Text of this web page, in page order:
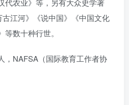
代农业》等，另有大众史学著
古江河》《说中国》《中国文化
数十种行世。
，NAFSA（国际教育工作者协